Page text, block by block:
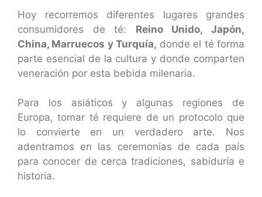
Hoy recorremos diferentes lugares grandes
consumidores de té: Reino Unido, Japón,
China, Marruecos y Turquía, donde el té forma
parte esencial de la cultura y donde comparten
veneración por esta bebida milenaria.
Para los asiáticos y algunas regiones de
Europa, tomar té requiere de un protocolo que
lo convierte en un verdadero arte. Nos
adentramos en las ceremonias de cada país
para conocer de cerca tradiciones, sabiduría e
historia.